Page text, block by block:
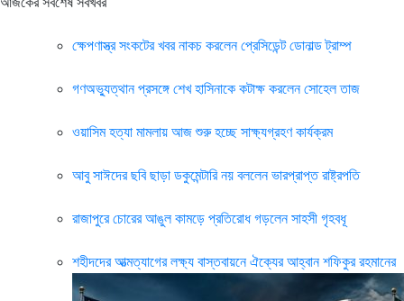
ক্ষেপণাস্ত্র সংকটের খবর নাকচ করলেন প্রেসিডেন্ট ডোনাল্ড ট্রাম্প
গণঅভ্যুত্থান প্রসঙ্গে শেখ হাসিনাকে কটাক্ষ করলেন সোহেল তাজ
ওয়াসিম হত্যা মামলায় আজ শুরু হচ্ছে সাক্ষ্যগ্রহণ কার্যক্রম
আবু সাঈদের ছবি ছাড়া ডকুমেন্টারি নয় বললেন ভারপ্রাপ্ত রাষ্ট্রপতি
রাজাপুরে চোরের আঙুল কামড়ে প্রতিরোধ গড়লেন সাহসী গৃহবধূ
শহীদদের আত্মত্যাগের লক্ষ্য বাস্তবায়নে ঐক্যের আহ্বান শফিকুর রহমানের